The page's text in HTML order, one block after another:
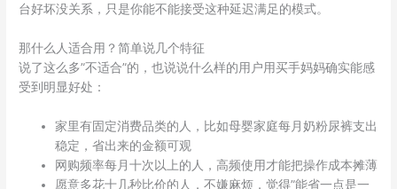
台好坏没关系，只是你能不能接受这种延迟满足的模式。
那什么人适合用？简单说几个特征
说了这么多”不适合”的，也说说什么样的用户用买手妈妈确实能感
受到明显好处：
家里有固定消费品类的人，比如母婴家庭每月奶粉尿裤支出
稳定，省出来的金额可观
网购频率每月十次以上的人，高频使用才能把操作成本摊薄
愿意多花十几秒比价的人，不嫌麻烦，觉得”能省一点是一